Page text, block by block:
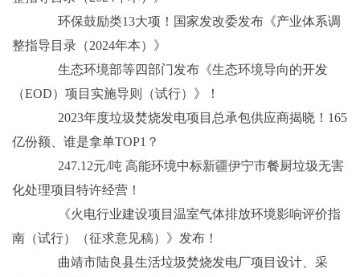
环保鼓励类13大项！国家发改委发布《产业体系调
整指导目录（2024年本）》
生态环境部等四部门发布《生态环境导向的开发
（EOD）项目实施导则（试行）》！
2023年度垃圾焚烧发电项目总承包供应商揭晓！165
亿份额、谁是拿单TOP1？
247.12元/吨 高能环境中标新疆伊宁市餐厨垃圾无害
化处理项目特许经营！
《火电行业建设项目温室气体排放环境影响评价指
南（试行）（征求意见稿）》发布！
曲靖市陆良县生活垃圾焚烧发电厂项目设计、采